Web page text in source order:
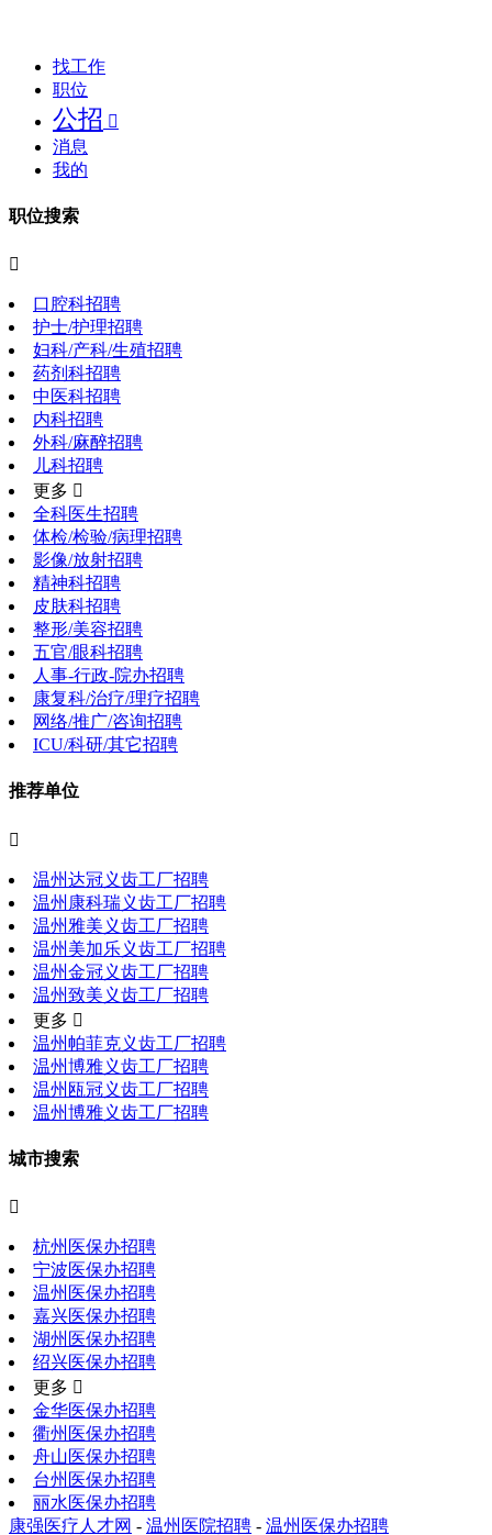
找工作
职位
公招 
消息
我的
职位搜索

口腔科招聘
护士/护理招聘
妇科/产科/生殖招聘
药剂科招聘
中医科招聘
内科招聘
外科/麻醉招聘
儿科招聘
更多 
全科医生招聘
体检/检验/病理招聘
影像/放射招聘
精神科招聘
皮肤科招聘
整形/美容招聘
五官/眼科招聘
人事-行政-院办招聘
康复科/治疗/理疗招聘
网络/推广/咨询招聘
ICU/科研/其它招聘
推荐单位

温州达冠义齿工厂招聘
温州康科瑞义齿工厂招聘
温州雅美义齿工厂招聘
温州美加乐义齿工厂招聘
温州金冠义齿工厂招聘
温州致美义齿工厂招聘
更多 
温州帕菲克义齿工厂招聘
温州博雅义齿工厂招聘
温州瓯冠义齿工厂招聘
温州博雅义齿工厂招聘
城市搜索

杭州医保办招聘
宁波医保办招聘
温州医保办招聘
嘉兴医保办招聘
湖州医保办招聘
绍兴医保办招聘
更多 
金华医保办招聘
衢州医保办招聘
舟山医保办招聘
台州医保办招聘
丽水医保办招聘
康强医疗人才网 - 温州医院招聘 - 温州医保办招聘